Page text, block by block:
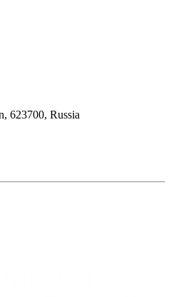
623700, Russia